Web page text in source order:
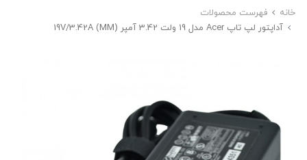
خانه
فهرست محصولات
آداپتور لپ تاپ Acer مدل 19 ولت 3.42 آمپر (19V/3.42A (MM